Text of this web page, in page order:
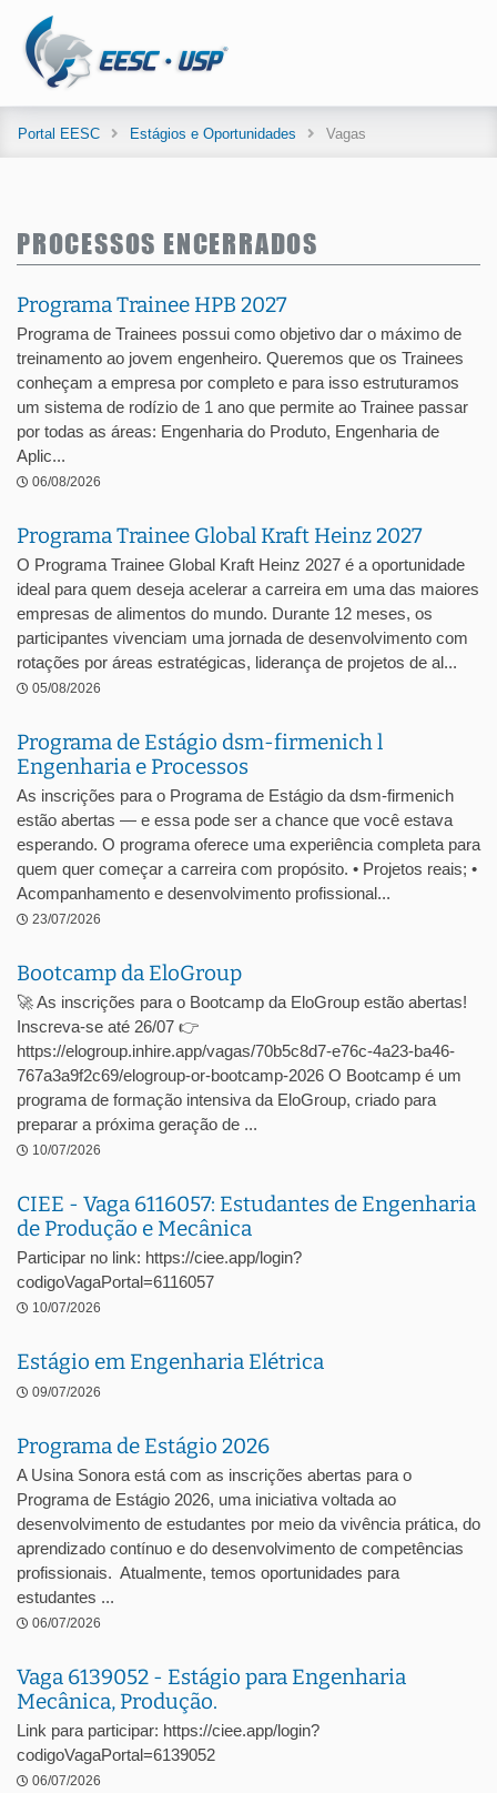
Portal EESC Estágios e Oportunidades Vagas
PROCESSOS ENCERRADOS
Programa Trainee HPB 2027
Programa de Trainees possui como objetivo dar o máximo de
treinamento ao jovem engenheiro. Queremos que os Trainees
conheçam a empresa por completo e para isso estruturamos
um sistema de rodízio de 1 ano que permite ao Trainee passar
por todas as áreas: Engenharia do Produto, Engenharia de
Aplic...
06/08/2026
Programa Trainee Global Kraft Heinz 2027
O Programa Trainee Global Kraft Heinz 2027 é a oportunidade
ideal para quem deseja acelerar a carreira em uma das maiores
empresas de alimentos do mundo. Durante 12 meses, os
participantes vivenciam uma jornada de desenvolvimento com
rotações por áreas estratégicas, liderança de projetos de al...
05/08/2026
Programa de Estágio dsm-firmenich l
Engenharia e Processos
As inscrições para o Programa de Estágio da dsm-firmenich
estão abertas — e essa pode ser a chance que você estava
esperando. O programa oferece uma experiência completa para
quem quer começar a carreira com propósito. • Projetos reais; •
Acompanhamento e desenvolvimento profissional...
23/07/2026
Bootcamp da EloGroup
🚀 As inscrições para o Bootcamp da EloGroup estão abertas!
Inscreva-se até 26/07 👉
https://elogroup.inhire.app/vagas/70b5c8d7-e76c-4a23-ba46-
767a3a9f2c69/elogroup-or-bootcamp-2026 O Bootcamp é um
programa de formação intensiva da EloGroup, criado para
preparar a próxima geração de ...
10/07/2026
CIEE - Vaga 6116057: Estudantes de Engenharia
de Produção e Mecânica
Participar no link: https://ciee.app/login?
codigoVagaPortal=6116057
10/07/2026
Estágio em Engenharia Elétrica
09/07/2026
Programa de Estágio 2026
A Usina Sonora está com as inscrições abertas para o
Programa de Estágio 2026, uma iniciativa voltada ao
desenvolvimento de estudantes por meio da vivência prática, do
aprendizado contínuo e do desenvolvimento de competências
profissionais. Atualmente, temos oportunidades para
estudantes ...
06/07/2026
Vaga 6139052 - Estágio para Engenharia
Mecânica, Produção.
Link para participar: https://ciee.app/login?
codigoVagaPortal=6139052
06/07/2026